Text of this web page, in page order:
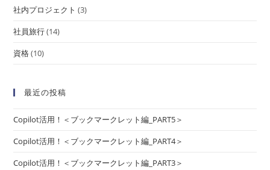
社内プロジェクト (3)
社員旅行(14)
資格(10)
最近の投稿
Copilot活用！＜ブックマークレット編_PART5＞
Copilot活用！＜ブックマークレット編_PART4＞
Copilot活用！＜ブックマークレット編_PART3＞